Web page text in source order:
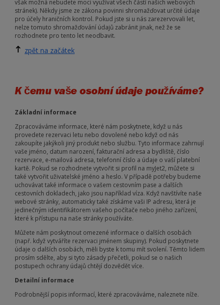
však možná nebudete moci využívat všech částí našich webových
stránek). Někdy jsme ze zákona povinni shromažďovat určité údaje
pro účely hraničních kontrol. Pokud jste si u nás zarezervovali let,
nelze tomuto shromažďování údajů zabránit jinak, než že se
rozhodnete pro tento let neodbavit.
zpět na začátek
K čemu vaše osobní údaje používáme?
Základní informace
Zpracováváme informace, které nám poskytnete, když u nás
provedete rezervaci letu nebo dovolené nebo když od nás
zakoupíte jakýkoli jiný produkt nebo službu. Tyto informace zahrnují
vaše jméno, datum narození, fakturační adresa a bydliště, číslo
rezervace, e-mailová adresa, telefonní číslo a údaje o vaší platební
kartě. Pokud se rozhodnete vytvořit si profil na myJet2, můžete si
také vytvořit uživatelské jméno a heslo. V případě potřeby budeme
uchovávat také informace o vašem cestovním pase a dalších
cestovních dokladech, jako jsou například víza. Když navštívíte naše
webové stránky, automaticky také získáme vaši IP adresu, která je
jedinečným identifikátorem vašeho počítače nebo jiného zařízení,
které k přístupu na naše stránky používáte.
Můžete nám poskytnout omezené informace o dalších osobách
(např. když vytváříte rezervaci jménem skupiny). Pokud poskytnete
údaje o dalších osobách, měli byste k tomu mít svolení. Těmto lidem
prosím sdělte, aby si tyto zásady přečetli, pokud se o našich
postupech ochrany údajů chtějí dozvědět více.
Detailní informace
Podrobnější popis informací, které zpracováváme, naleznete níže.